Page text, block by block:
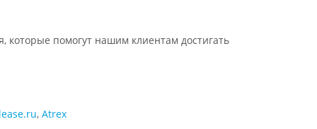
помогут нашим клиентам достигать
, Atrex